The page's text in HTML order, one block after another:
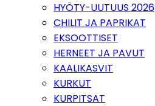
HYÖTY-UUTUUS 2026
CHILIT JA PAPRIKAT
EKSOOTTISET
HERNEET JA PAVUT
KAALIKASVIT
KURKUT
KURPITSAT